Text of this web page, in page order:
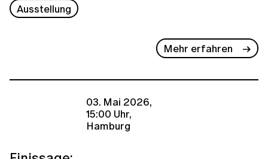
Ausstellung
Mehr erfahren
03. Mai 2026,
15:00 Uhr,
Hamburg